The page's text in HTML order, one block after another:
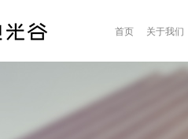
首页 关于我们